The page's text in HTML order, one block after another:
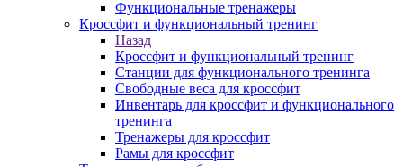
Функциональные тренажеры
Кроссфит и функциональный тренинг
Назад
Кроссфит и функциональный тренинг
Станции для функционального тренинга
Свободные веса для кроссфит
Инвентарь для кроссфит и функционального
тренинга
Тренажеры для кроссфит
Рамы для кроссфит